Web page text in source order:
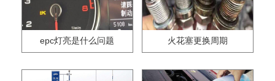
epc灯亮是什么问题 火花塞更换周期